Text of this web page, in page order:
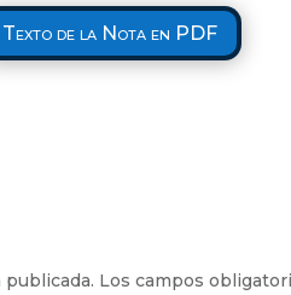
Texto de la Nota en PDF
Los campos